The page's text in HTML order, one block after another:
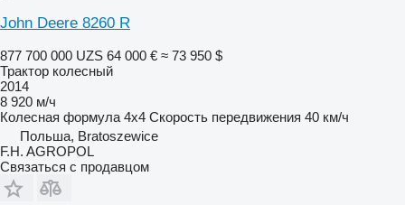
John Deere 8260 R
877 700 000 UZS 64 000 € ≈ 73 950 $
Трактор колесный
2014
8 920 м/ч
Колесная формула 4x4 Скорость передвижения 40 км/ч
Польша, Bratoszewice
F.H. AGROPOL
Связаться с продавцом